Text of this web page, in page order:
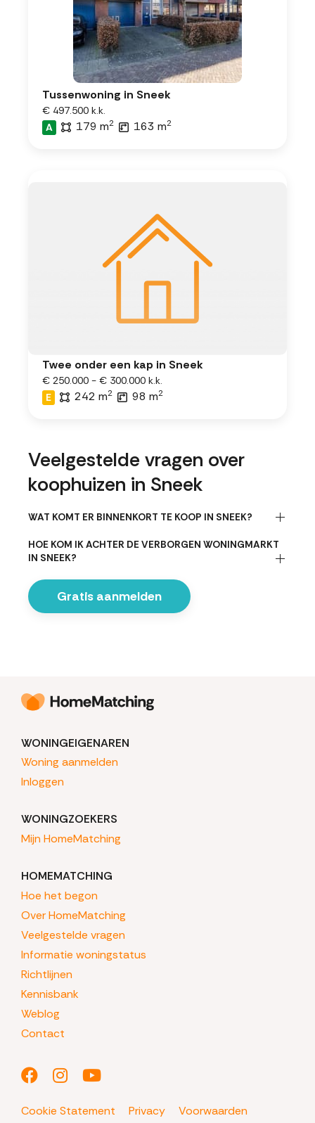
Tussenwoning in Sneek
€ 497.500 k.k.
A
179 m2 163 m2
Twee onder een kap in Sneek
€ 250.000 - € 300.000 k.k.
E
242 m2 98 m2
Veelgestelde vragen over
koophuizen in Sneek
WAT KOMT ER BINNENKORT TE KOOP IN SNEEK?
HOE KOM IK ACHTER DE VERBORGEN WONINGMARKT
IN SNEEK?
Gratis aanmelden
WONINGEIGENAREN
Woning aanmelden
Inloggen
WONINGZOEKERS
Mijn HomeMatching
HOMEMATCHING
Hoe het begon
Over HomeMatching
Veelgestelde vragen
Informatie woningstatus
Richtlijnen
Kennisbank
Weblog
Contact
Cookie Statement Privacy
Voorwaarden